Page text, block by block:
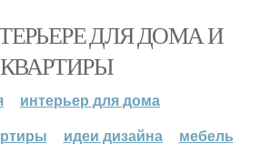
ДЛЯ ДОМА И
КВАРТИРЫ
интерьер для дома
идеи дизайна мебель